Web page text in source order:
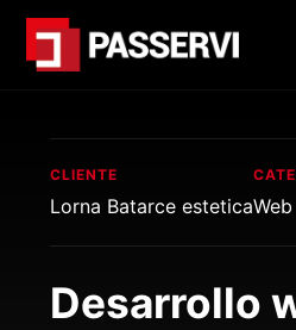
CLIENTE
Lorna Batarce esteticaWeb
Desarrollo